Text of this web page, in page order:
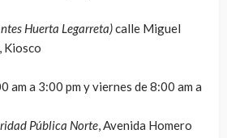
Huerta Legarreta)calle Miguel
Kiosco
am a 3:00 pm y viernes de 8:00 am a
Pública Norte, Avenida Homero